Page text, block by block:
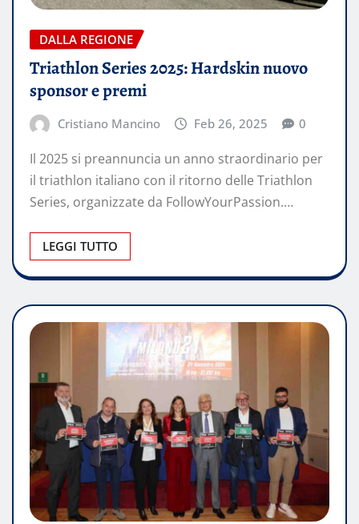
DALLA REGIONE
Triathlon Series 2025: Hardskin nuovo
sponsor e premi
Cristiano Mancino Feb 26, 2025 0
Il 2025 si preannuncia un anno straordinario per
il triathlon italiano con il ritorno delle Triathlon
Series, organizzate da FollowYourPassion.…
LEGGI TUTTO